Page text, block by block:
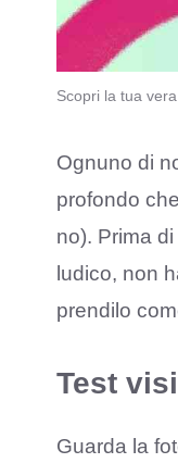
Scopri la tua
Ognuno di
profondo
no). Prima
ludico, non
prendilo
Test
Guarda la